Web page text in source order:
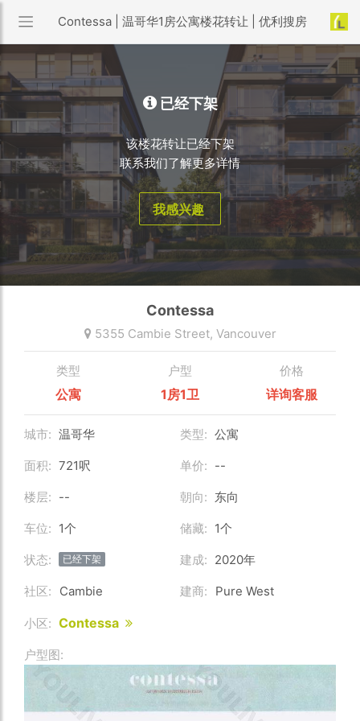
Contessa | 温哥华1房公寓楼花转让 | 优利搜房
已经下架
该楼花转让已经下架
联系我们了解更多详情
我感兴趣
Contessa
5355 Cambie Street, Vancouver
类型
公寓
户型
1房1卫
价格
详询客服
城市: 温哥华 类型: 公寓
面积: 721呎 单价: --
楼层: -- 朝向: 东向
车位: 1个 储藏: 1个
状态: 已经下架 建成: 2020年
社区: Cambie 建商: Pure West
小区: Contessa
户型图: